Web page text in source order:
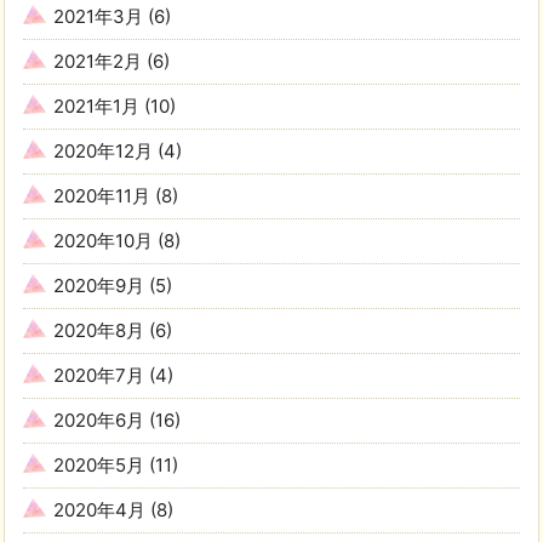
2021年3月 (6)
2021年2月 (6)
2021年1月 (10)
2020年12月 (4)
2020年11月 (8)
2020年10月 (8)
2020年9月 (5)
2020年8月 (6)
2020年7月 (4)
2020年6月 (16)
2020年5月 (11)
2020年4月 (8)